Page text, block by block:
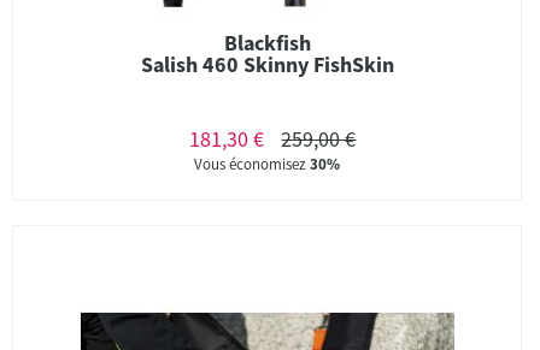
Blackfish
Salish 460 Skinny FishSkin
181,30 € 259,00 €
Vous économisez30%